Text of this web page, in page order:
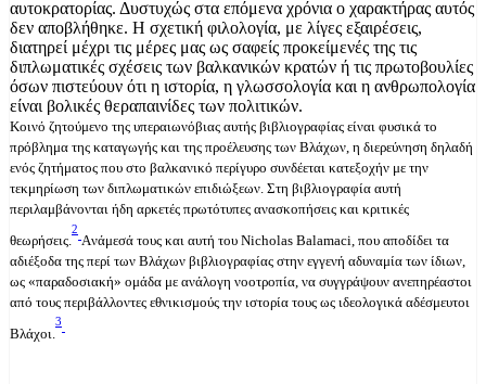
αυτοκρατορίας. Δυστυχώς στα επόμενα χρόνια ο χαρακτήρας αυτός
δεν αποβλήθηκε. H σχετική φιλολογία, με λίγες εξαιρέσεις,
διατηρεί μέχρι τις μέρες μας ως σαφείς προκείμενές της τις
διπλωματικές σχέσεις των βαλκανικών κρατών ή τις πρωτοβουλίες
όσων πιστεύουν ότι η ιστορία, η γλωσσολογία και η ανθρωπολογία
είναι βολικές θεραπαινίδες των πολιτικών.
Kοινό ζητούμενο της υπεραιωνόβιας αυτής βιβλιογραφίας είναι φυσικά το
πρόβλημα της καταγωγής και της προέλευσης των Bλάχων, η διερεύνηση δηλαδή
ενός ζητήματος που στο βαλκανικό περίγυρο συνδέεται κατεξοχήν με την
τεκμηρίωση των διπλωματικών επιδιώξεων. Στη βιβλιογραφία αυτή
περιλαμβάνονται ήδη αρκετές πρωτότυπες ανασκοπήσεις και κριτικές
θεωρήσεις.
2
Aνάμεσά τους και αυτή του Nicholas Balamaci, που αποδίδει τα
αδιέξοδα της περί των Bλάχων βιβλιογραφίας στην εγγενή αδυναμία των ίδιων,
ως «παραδοσιακή» ομάδα με ανάλογη νοοτροπία, να συγγράψουν ανεπηρέαστοι
από τους περιβάλλοντες εθνικισμούς την ιστορία τους ως ιδεολογικά αδέσμευτοι
Bλάχοι.
3